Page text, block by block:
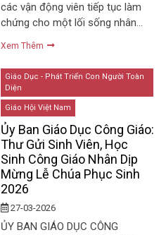
các vận động viên tiếp tục làm
chứng cho một lối sống nhân…
Xem Thêm
Giáo Dục - Phát Triển Con Người Toàn
Diện
Giáo Hội Việt Nam
Ủy Ban Giáo Dục Công Giáo:
Thư Gửi Sinh Viên, Học
Sinh Công Giáo Nhân Dịp
Mừng Lễ Chúa Phục Sinh
2026
27-03-2026
ỦY BAN GIÁO DỤC CÔNG